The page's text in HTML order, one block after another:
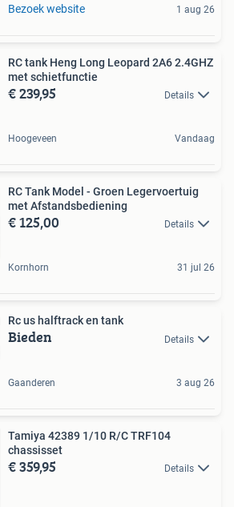
Bezoek website 1 aug 26
RC tank Heng Long Leopard 2A6 2.4GHZ
met schietfunctie
€ 239,95 Details
Hoogeveen Vandaag
RC Tank Model - Groen Legervoertuig
met Afstandsbediening
€ 125,00 Details
Kornhorn 31 jul 26
Rc us halftrack en tank
Bieden Details
Gaanderen 3 aug 26
Tamiya 42389 1/10 R/C TRF104
chassisset
€ 359,95 Details